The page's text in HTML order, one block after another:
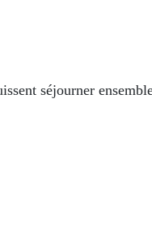
séjourner